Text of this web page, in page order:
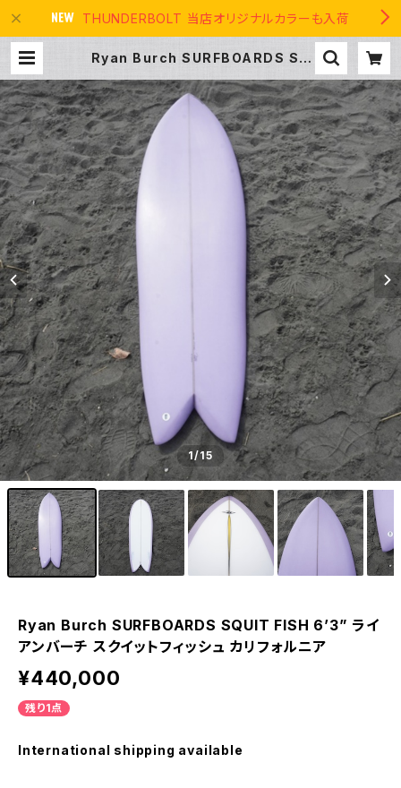
THUNDERBOLT 当店オリジナルカラーも入荷
Ryan Burch SURFBOARDS SQ
イットフィッシュ カリフォルニア |
THE USA SURF
1/15
Ryan Burch SURFBOARDS SQUIT FISH 6’3” ライ
アンバーチ スクイットフィッシュ カリフォルニア
¥440,000
残り1点
International shipping available